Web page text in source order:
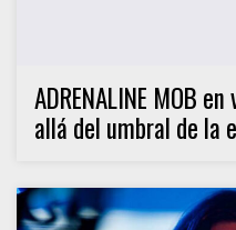
ADRENALINE MOB
allá del umbral de la